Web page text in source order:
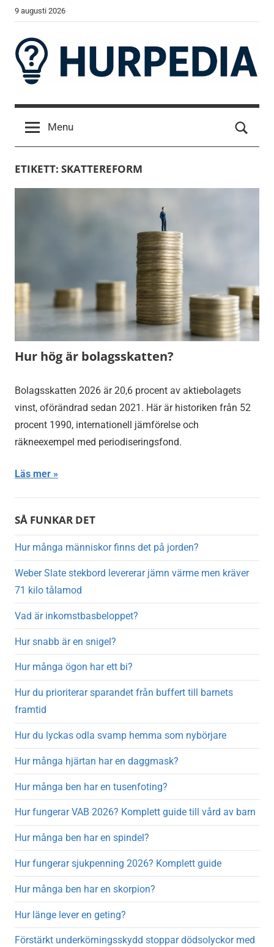
Skip
content
9 augusti 2026
Hurpedia
förklarad
sätt
Menu
ETIKETT: SKATTEREFORM
Hur hög är bolagsskatten?
Bolagsskatten 2026 är 20,6 procent av aktiebolagets
vinst, oförändrad sedan 2021. Här är historiken från 52
procent 1990, internationell jämförelse och
räkneexempel med periodiseringsfond.
Läs mer
SÅ FUNKAR DET
Hur många människor finns det på jorden?
Weber Slate stekbord levererar jämn värme men kräver
71 kilo tålamod
Vad är inkomstbasbeloppet?
Hur snabb är en snigel?
Hur många ögon har ett bi?
Hur du prioriterar sparandet från buffert till barnets
framtid
Hur du lyckas odla svamp hemma som nybörjare
Hur många hjärtan har en daggmask?
Hur många ben har en tusenfoting?
Hur fungerar VAB 2026? Komplett guide till vård av barn
Hur många ben har en spindel?
Hur fungerar sjukpenning 2026? Komplett guide
Hur många ben har en skorpion?
Hur länge lever en geting?
Förstärkt underkörningsskydd stoppar dödsolyckor med